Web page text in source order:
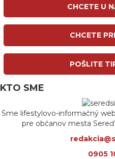
CHCETE U
CHCETE
POŠLITE
KTO SME
Sme lifestylovo-informačný
pre občanov mesta
0905